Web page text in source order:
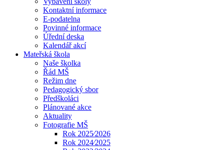
Kontaktní informace
E-podatelna
Povinné informace
Úřední deska
Kalendář akcí
Mateřská škola
Naše školka
Řád MŠ
Režim dne
Pedagogický sbor
Předškoláci
Plánované akce
Aktuality
Fotografie MŠ
Rok 2025⁄2026
Rok 2024⁄2025